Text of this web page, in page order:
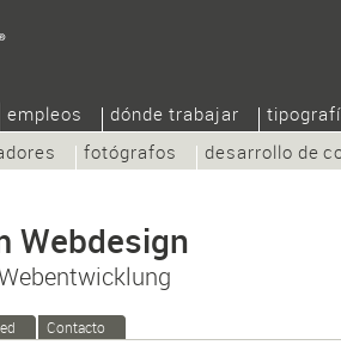
fotógrafos desarrollo de
empleos dónde trabajar
Webdesign
Contacto